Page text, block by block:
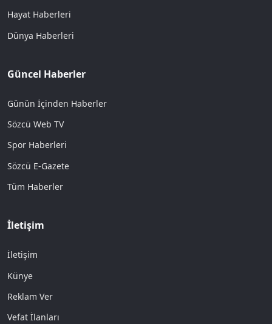
Hayat Haberleri
Dünya Haberleri
Güncel Haberler
Günün İçinden Haberler
Sözcü Web TV
Spor Haberleri
Sözcü E-Gazete
Tüm Haberler
İletişim
İletişim
Künye
Reklam Ver
Vefat İlanları